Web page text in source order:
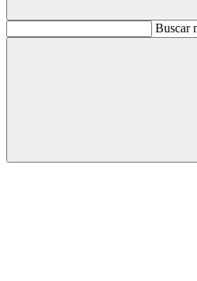
BuscarBuscar
Buscar